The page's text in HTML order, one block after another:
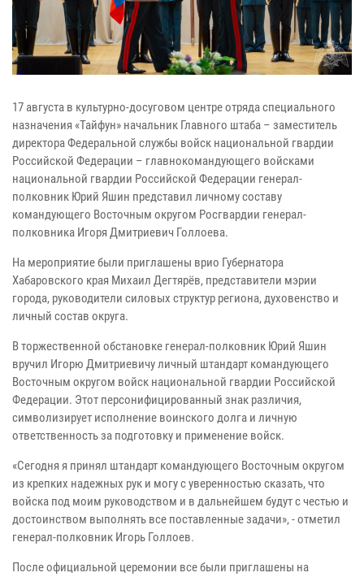
17 августа в культурно-досуговом центре отряда специального
назначения «Тайфун» начальник Главного штаба – заместитель
директора Федеральной службы войск национальной гвардии
Российской Федерации – главнокомандующего войсками
национальной гвардии Российской Федерации генерал-
полковник Юрий Яшин представил личному составу
командующего Восточным округом Росгвардии генерал-
полковника Игоря Дмитриевич Голлоева.
На мероприятие были приглашены врио Губернатора
Хабаровского края Михаил Дегтярёв, представители мэрии
города, руководители силовых структур региона, духовенство и
личный состав округа.
В торжественной обстановке генерал-полковник Юрий Яшин
вручил Игорю Дмитриевичу личный штандарт командующего
Восточным округом войск национальной гвардии Российской
Федерации. Этот персонифицированный знак различия,
символизирует исполнение воинского долга и личную
ответственность за подготовку и применение войск.
«Сегодня я принял штандарт командующего Восточным округом
из крепких надежных рук и могу с уверенностью сказать, что
войска под моим руководством и в дальнейшем будут с честью и
достоинством выполнять все поставленные задачи», - отметил
генерал-полковник Игорь Голлоев.
После официальной церемонии все были приглашены на